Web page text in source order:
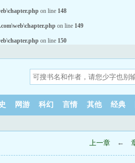
on line 148
on line 149
on line 150
网游 科幻 言情 其他 经典
上一章 ←